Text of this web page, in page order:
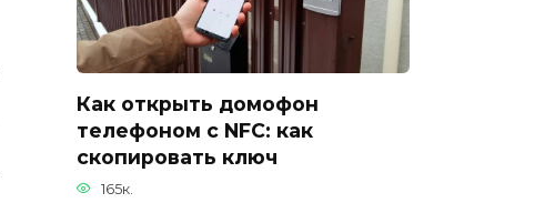
Как открыть домофон
телефоном с NFC: как
скопировать ключ
165к.